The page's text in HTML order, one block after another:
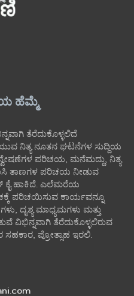
ಹೆಮ್ಮೆ
ತೆರೆದುಕೊಳ್ಳಲಿದೆ
ನಿತ್ಯ ನೂತನ ಘಟನೆಗಳ ಸುದ್ದಿಯ
ಪರಿಚಯ, ಮನೆಮದ್ದು, ನಿತ್ಯ
ತಾಣಗಳ ಪರಿಚಯ ನೀಡುವ
ಕೈ ಹಾಕಿದೆ. ಎಲೆಮರೆಯ
ಪರಿಚಯಿಸುವ ಕಾರ್ಯವನ್ನೂ
ದೃಶ್ಯ ಮಾಧ್ಯಮಗಳು ಮತ್ತು
ವಿಭಿನ್ನವಾಗಿ ತೆರೆದುಕೊಳ್ಳಲಿರುವ
ಸಹಕಾರ, ಪ್ರೋತ್ಸಾಹ ಇರಲಿ.